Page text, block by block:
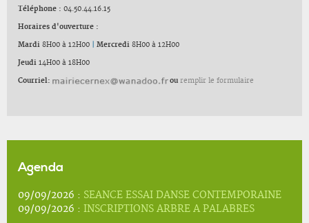
Téléphone : 04.50.44.16.15
Horaires d'ouverture :
Mardi 8H00 à 12H00 Mercredi 8H00 à 12H00
Jeudi 14H00 à 18H00
Courriel: ou remplir le formulaire
Agenda
09/09/2026 : SEANCE ESSAI DANSE CONTEMPORAINE
09/09/2026 : INSCRIPTIONS ARBRE A PALABRES